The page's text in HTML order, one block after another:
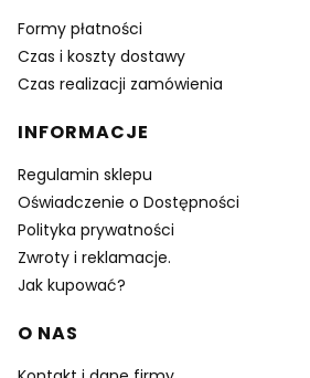
Formy płatności
Czas i koszty dostawy
Czas realizacji zamówienia
INFORMACJE
Regulamin sklepu
Oświadczenie o Dostępności
Polityka prywatności
Zwroty i reklamacje.
Jak kupować?
O NAS